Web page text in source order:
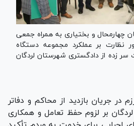
چهارمحال و بختیاری به همراه جمعی
نظارت بر عملکرد مجموعه دستگاه
زده از دادگستری شهرستان لردگان
در جریان بازدید از محاکم و دفاتر
بر لزوم حفظ تعامل و همکاری